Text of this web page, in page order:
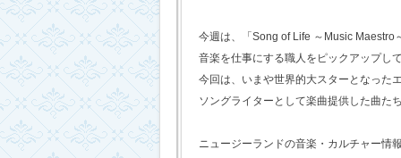
今週は、「Song of Life ～Music Maestro
音楽を仕事にする職人をピックアップし
今回は、いまや世界的大スターとなった
ソングライターとして楽曲提供した曲た
ニュージーランドの音楽・カルチャー情